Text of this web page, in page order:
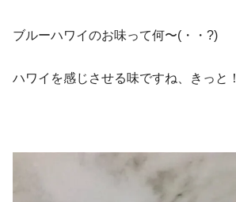
ブルーハワイのお味って何〜(・・?)
ハワイを感じさせる味ですね、きっと！